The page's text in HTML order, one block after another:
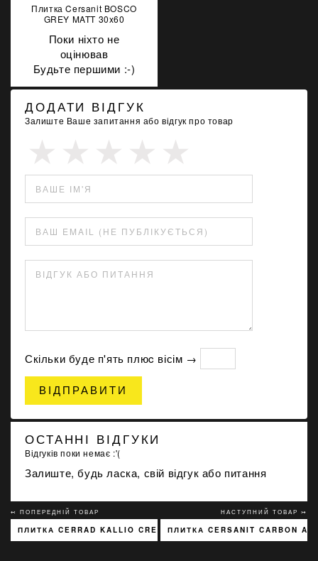
Плитка Cersanit BOSCO
GREY MATT 30x60
Поки ніхто не
оцінював
Будьте першими :-)
ДОДАТИ ВІДГУК
Залиште Ваше запитання або відгук про товар
ВАШЕ ІМ'Я
ВАШ EMAIL (НЕ ПУБЛІКУЄТЬСЯ)
ВІДГУК АБО ПИТАННЯ
Скільки буде п'ять плюc вісім →
ВІДПРАВИТИ
ОСТАННІ ВІДГУКИ
Відгуків поки немає :'(
Залиште, будь ласка, свій відгук або питання
↢ ПОПЕРЕДНІЙ ТОВАР
ПЛИТКА CERRAD KALLIO CREAM 3768 15X45
НАСТУПНИЙ ТОВАР ↣
ПЛИТКА CERSANIT CARBON